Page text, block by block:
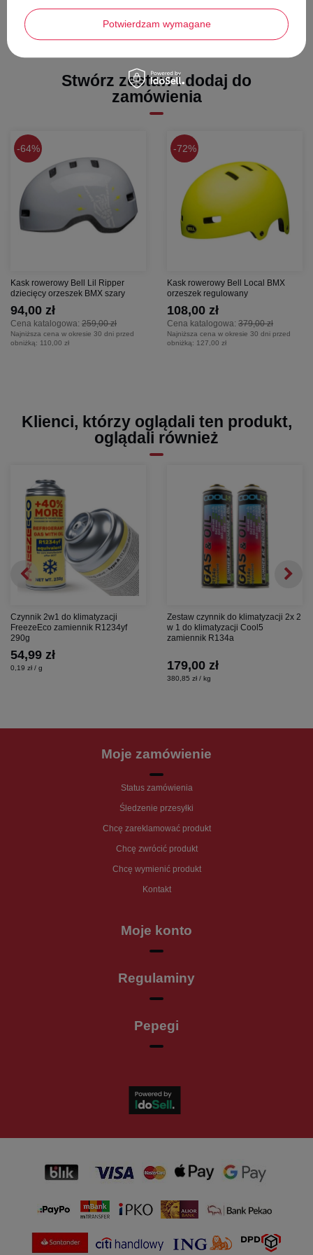
Chakra
to idealny wybór dla każdego rowerzysty, który szuka kasku
łączącego zaawansowaną technologię z minimalistycznym designem i
Stwórz zestaw i dodaj do
zamówienia
64%
Kask rowerowy Bell Lil Ripper
dziecięcy orzeszek BMX szary
Cena katalogowa: 259,00 zł
94,00 zł
Najniższa cena w okresie 30 dni przed
obniżką: 110,00 zł
72%
Kask rowerowy Bell Local BMX
orzeszek regulowany
Cena katalogowa: 379,00 zł
108,00 zł
Najniższa cena w okresie 30 dni przed
obniżką: 127,00 zł
Klienci, którzy oglądali ten produkt,
oglądali również
Czynnik 2w1 do klimatyzacji
FreezeEco zamiennik R1234yf
290g
54,99 zł
0,19 zł / g
Zestaw czynnik do klimatyzacji 2x 2
w 1 do klimatyzacji Cool5
zamiennik R134a
179,00 zł
380,85 zł / kg
Moje zamówienie
Status zamówienia
Śledzenie przesyłki
Chcę zareklamować produkt
Chcę zwrócić produkt
Chcę wymienić produkt
Kontakt
Moje konto
Regulaminy
Pepegi
Potwierdzam wymagane